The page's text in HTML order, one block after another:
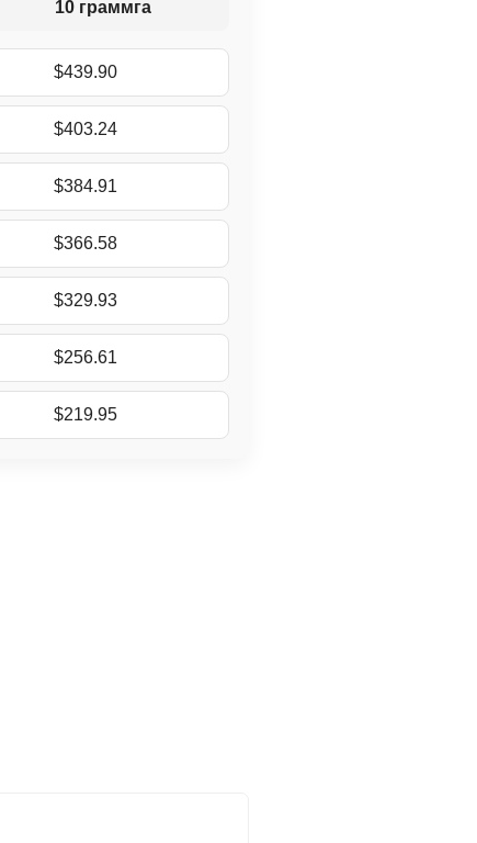
10 граммга
$439.90
$403.24
$384.91
$366.58
$329.93
$256.61
$219.95